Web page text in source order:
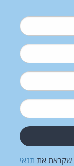
שקראת את תנאי